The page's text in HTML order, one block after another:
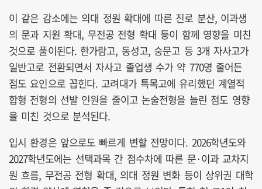
이 같은 감소에는 의대 정원 확대에 따른 진로 분산, 이과생
의 문과 지원 확대, 무전공 전형 확대 등이 함께 영향을 미친
것으로 풀이된다. 한가람고, 동성고, 숭문고 등 3개 자사고가
일반고로 전환되면서 자사고 졸업생 수가 약 770명 줄어든
점도 요인으로 꼽힌다. 고려대가 특목고에 유리했던 계열적
합형 전형의 선발 인원을 줄이고 논술전형을 늘린 점도 영향
을 미친 것으로 분석된다.
입시 환경은 앞으로도 빠르게 변할 전망이다. 2026학년도와
2027학년도에는 선택과목 간 점수차에 따른 문·이과 교차지
원 흐름, 무전공 전형 확대, 의대 정원 변화 등이 상위권 대학